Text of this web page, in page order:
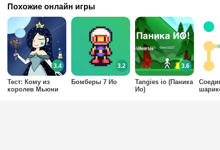
Похожие онлайн игры
Тест: Кому из
королев Мьюни
3.4
Бомберы 7 Ио
3.2
Tangies io (Паника
Ио)
3.6